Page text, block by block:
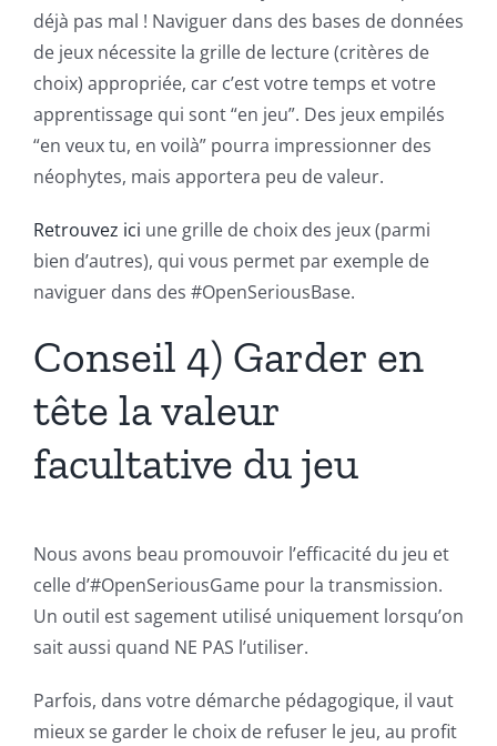
déjà pas mal ! Naviguer dans des bases de données
de jeux nécessite la grille de lecture (critères de
choix) appropriée, car c’est votre temps et votre
apprentissage qui sont “en jeu”. Des jeux empilés
“en veux tu, en voilà” pourra impressionner des
néophytes, mais apportera peu de valeur.
Retrouvez ici une grille de choix des jeux (parmi
bien d’autres), qui vous permet par exemple de
naviguer dans des #OpenSeriousBase.
Conseil 4) Garder en
tête la valeur
facultative du jeu
Nous avons beau promouvoir l’efficacité du jeu et
celle d’#OpenSeriousGame pour la transmission.
Un outil est sagement utilisé uniquement lorsqu’on
sait aussi quand NE PAS l’utiliser.
Parfois, dans votre démarche pédagogique, il vaut
mieux se garder le choix de refuser le jeu, au profit